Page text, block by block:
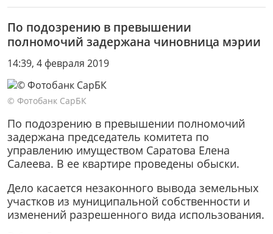
По подозрению в превышении
полномочий задержана чиновница мэрии
14:39, 4 февраля 2019
© Фотобанк СарБК
По подозрению в превышении полномочий
задержана председатель комитета по
управлению имуществом Саратова Елена
Салеева. В ее квартире проведены обыски.
Дело касается незаконного вывода земельных
участков из муниципальной собственности и
изменений разрешенного вида использования.